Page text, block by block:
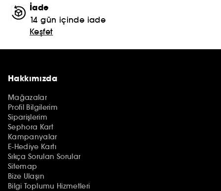
İade
14 gün içinde iade
Keşfet
Hakkımızda
Mağazalar
Profil Bilgilerim
Siparişlerim
Sephora Kart
Kampanyalar
E-Hediye Kartı
Sıkça Sorulan Sorular
Sitemap
Bize Ulaşın
Bilgi Toplumu Hizmetleri